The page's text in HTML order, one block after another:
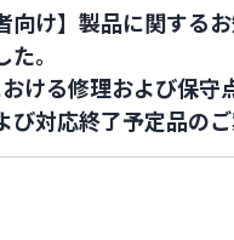
向け】製品に関する
。
おける修理および保守
び対応終了予定品のご